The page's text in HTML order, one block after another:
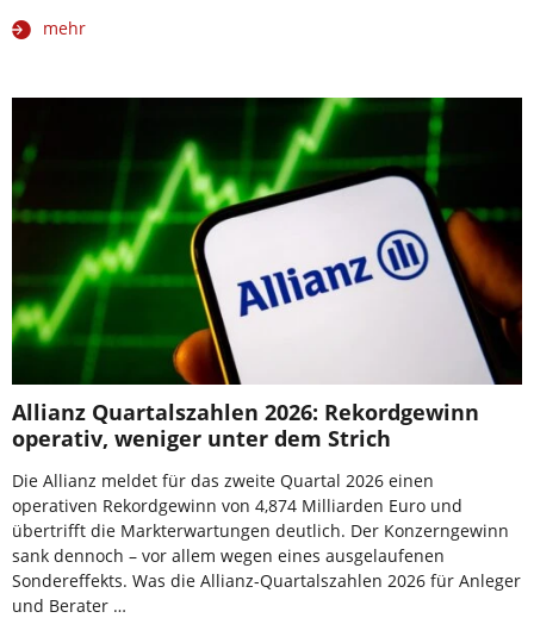
mehr
Allianz Quartalszahlen 2026: Rekordgewinn
operativ, weniger unter dem Strich
Die Allianz meldet für das zweite Quartal 2026 einen
operativen Rekordgewinn von 4,874 Milliarden Euro und
übertrifft die Markterwartungen deutlich. Der Konzerngewinn
sank dennoch – vor allem wegen eines ausgelaufenen
Sondereffekts. Was die Allianz-Quartalszahlen 2026 für Anleger
und Berater …